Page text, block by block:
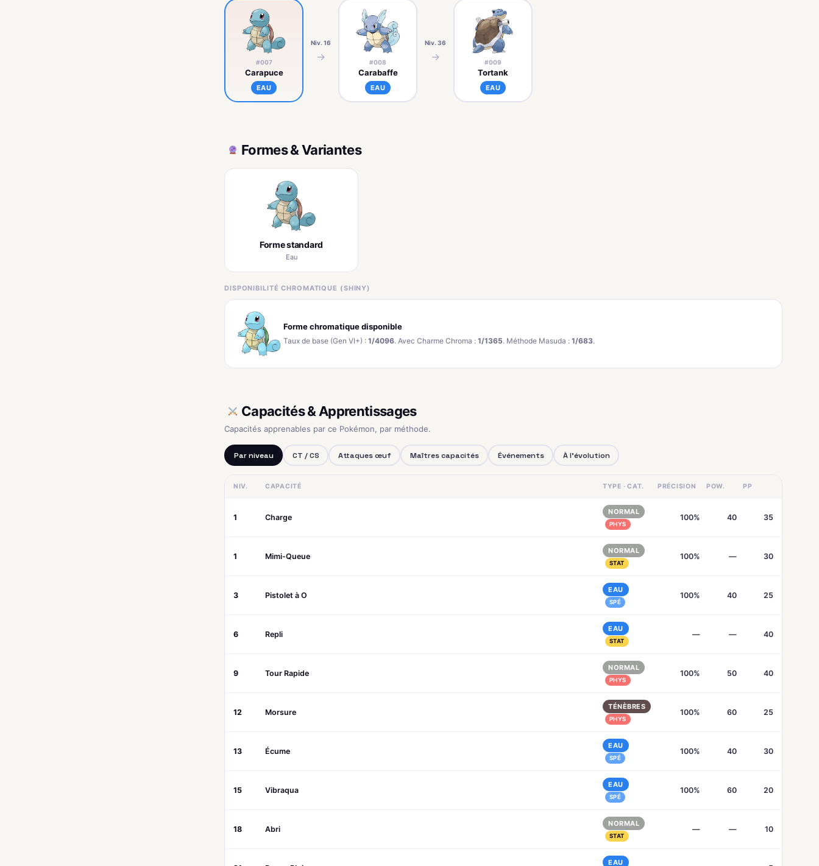
#007
Carapuce
EAU
Niv. 16
→ #008
Carabaffe
EAU
Niv. 36
→ #009
Tortank
EAU
Formes & Variantes
Forme standard
Eau
DISPONIBILITÉ CHROMATIQUE (SHINY)
Forme chromatique disponible
Taux de base (Gen VI+) : 1/4096. Avec Charme Chroma : 1/1365. Méthode Masuda : 1/683.
Capacités & Apprentissages
Capacités apprenables par ce Pokémon, par méthode.
Par niveau CT / CS Attaques œuf Maîtres capacités Événements À l'évolution
NIV. CAPACITÉ TYPE · CAT. PRÉCISION POW. PP
1 Charge
NORMAL
PHYS
100% 40 35
1 Mimi-Queue
NORMAL
STAT
100% — 30
3 Pistolet à O
EAU
SPÉ
100% 40 25
6 Repli
EAU
STAT
— — 40
9 Tour Rapide
NORMAL
PHYS
100% 50 40
12 Morsure
TÉNÈBRES
PHYS
100% 60 25
13 Écume
EAU
SPÉ
100% 40 30
15 Vibraqua
EAU
SPÉ
100% 60 20
18 Abri
NORMAL
STAT
— — 10
EAU